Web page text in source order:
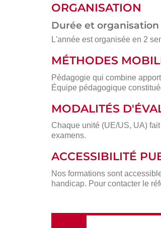
ORGANISATION
Durée et organisation
L'année est organisée en 2
MÉTHODES
Pédagogie qui combine
Équipe pédagogique
MODALITÉS
Chaque unité (UE/US, UA)
examens.
ACCESSIBILITÉ
Nos formations sont
handicap. Pour contacter le